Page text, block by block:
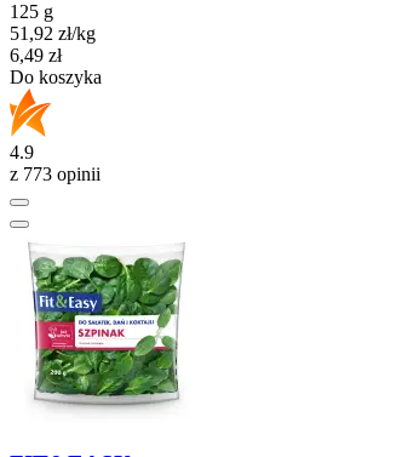
125 g
51,92 zł/kg
Cena
6,49 zł
Do koszyka
4.9
z 773 opinii